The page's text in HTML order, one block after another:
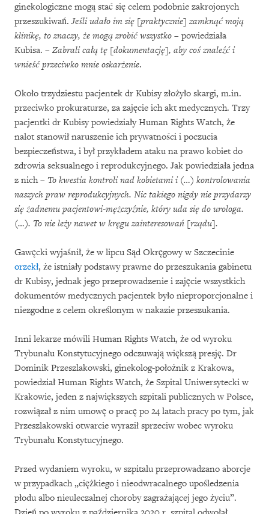
ginekologiczne mogą stać się celem podobnie zakrojonych
przeszukiwań. Jeśliudało im się [praktycznie] zamknąć moją
klinikę, to znaczy, że mogą zrobić wszystko – powiedziała
Kubisa. – Zabrali całą tę [dokumentację], aby coś znaleźć i
wnieść przeciwko mnie oskarżenie.
Około trzydziestu pacjentek dr Kubisy złożyło skargi, m.in.
przeciwko prokuraturze, za zajęcie ich akt medycznych. Trzy
pacjentki dr Kubisy powiedziały Human Rights Watch, że
nalot stanowił naruszenie ich prywatności i poczucia
bezpieczeństwa, i był przykładem ataku na prawo kobiet do
zdrowia seksualnego i reprodukcyjnego. Jak powiedziała jedna
z nich– To kwestia kontroli nad kobietami i (…) kontrolowania
naszych praw reprodukcyjnych. Nic takiego nigdy nie przydarzy
się żadnemu pacjentowi-mężczyźnie, który uda się do urologa.
(…). To nie leży nawet w kręgu zainteresowań [rządu].
Gawęcki wyjaśnił, że w lipcu Sąd Okręgowy w Szczecinie
orzekł, że istniały podstawy prawne do przeszukania gabinetu
dr Kubisy, jednak jego przeprowadzenie i zajęcie wszystkich
dokumentów medycznych pacjentek było nieproporcjonalne i
niezgodne z celem określonym w nakazie przeszukania.
Inni lekarze mówili Human Rights Watch, że od wyroku
Trybunału Konstytucyjnego odczuwają większą presję. Dr
Dominik Przeszlakowski, ginekolog-położnik z Krakowa,
powiedział Human Rights Watch, że Szpital Uniwersytecki w
Krakowie, jeden z największych szpitali publicznych w Polsce,
rozwiązał z nim umowę o pracę po 24 latach pracy po tym, jak
Przeszlakowski otwarcie wyraził sprzeciw wobec wyroku
Trybunału Konstytucyjnego.
Przed wydaniem wyroku, w szpitalu przeprowadzano aborcje
w przypadkach „ciężkiego i nieodwracalnego upośledzenia
płodu albo nieuleczalnej choroby zagrażającej jego życiu”.